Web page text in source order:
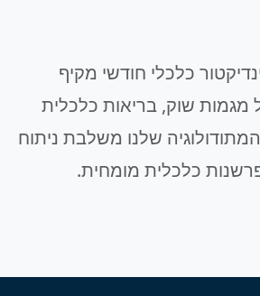
כלכלי חודשי מקיף
שוק, בריאות כלכלית
המתודולוגיה שלנו משלבת ניתוח
כלכלית מומחית.